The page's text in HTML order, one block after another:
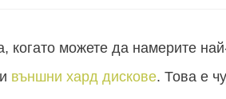
когато можете да намерите
външни хард дискове. Това е